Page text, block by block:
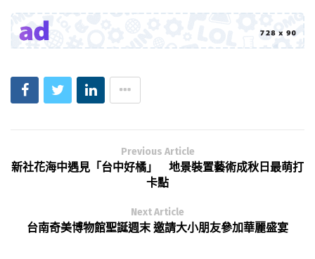
Previous Article
新社花海中遇見「台中好橘」 地景裝置藝術成秋日最萌打
卡點
Next Article
台南奇美博物館聖誕週末 邀請大小朋友參加華麗盛宴